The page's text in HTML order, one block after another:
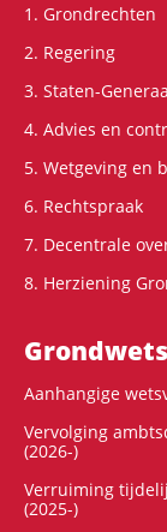
1. Grondrechten
2. Regering
3. Staten-
4. Advies en
5. Wetgeving en
6. Rechtspraak
7. Decentrale
8. Herziening
Aanhangige
Vervolging
(2026-)
Verruiming
(2025-)